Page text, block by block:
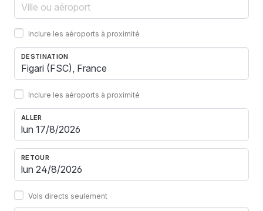
Inclure les aéroports à proximité
DESTINATION
Inclure les aéroports à proximité
ALLER
RETOUR
Vols directs seulement